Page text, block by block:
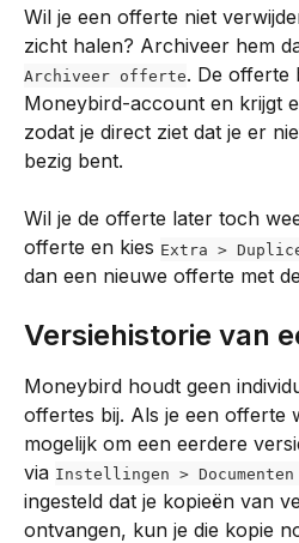
Wil je een offerte niet
zicht halen? Archiveer hem
Archiveer offerte. De offerte
Moneybird-account en krijgt
zodat je direct ziet dat je er
bezig bent.
Wil je de offerte later toch
offerte en kies Extra >
dan een nieuwe offerte met
Versiehistorie van
Moneybird houdt geen
offertes bij. Als je een offerte
mogelijk om een eerdere
via Instellingen >
ingesteld dat je kopieën van
ontvangen, kun je die kopie